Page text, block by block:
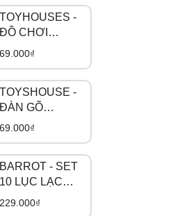
TOYHOUSES -
ĐỒ CHƠI
NHẠC CỤ 4
69.000₫
TOYSHOUSE -
ĐÀN GÕ
XYLOPHONE
69.000₫
BARROT - SET
10 LỤC LẠC
GẶM NƯỚU
229.000₫